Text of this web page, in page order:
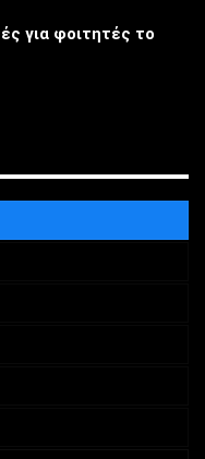
για φοιτητές το